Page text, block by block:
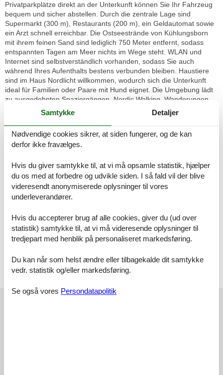
Privatparkplätze direkt an der Unterkunft können Sie Ihr Fahrzeug
bequem und sicher abstellen. Durch die zentrale Lage sind
Supermarkt (300 m), Restaurants (200 m), ein Geldautomat sowie
ein Arzt schnell erreichbar. Die Ostseestrände von Kühlungsborn
mit ihrem feinen Sand sind lediglich 750 Meter entfernt, sodass
entspannten Tagen am Meer nichts im Wege steht. WLAN und
Internet sind selbstverständlich vorhanden, sodass Sie auch
während Ihres Aufenthalts bestens verbunden bleiben. Haustiere
sind im Haus Nordlicht willkommen, wodurch sich die Unterkunft
ideal für Familien oder Paare mit Hund eignet. Die Umgebung lädt
zu ausgedehnten Spaziergängen, Nordic Walking, Wanderungen
oder Sightseeing ein und garantiert Erholung abseits des Alltags.
Die Unterkunft Windrose verbindet stilvolles, modernes Wohnen mit
allen Annehmlichkeiten für einen unbeschwerten Urlaub an der
Ostsee. Sichern Sie sich Ihren Aufenthalt für entspannte Tage in
Kühlungsborn.
Schlafzimmer, 2 Personen
Verdunklungsvorhänge, Kleiderschrank
Doppelbett (Offenes Fußteil)
Schlafzimmer, 2 Personen
Einzelbett
Einzelbett
Verdunklungsvorhänge, Kleiderschrank
Doppelbett (Offenes Fußteil)
Eksterne anmeldelser
Samtykke Detaljer
Nødvendige cookies sikrer, at siden fungerer, og de kan
derfor ikke fravælges.
Hvis du giver samtykke til, at vi må opsamle statistik, hjælper
du os med at forbedre og udvikle siden. I så fald vil der blive
videresendt anonymiserede oplysninger til vores
underleverandører.
Hvis du accepterer brug af alle cookies, giver du (ud over
statistik) samtykke til, at vi må videresende oplysninger til
tredjepart med henblik på personaliseret markedsføring.
Du kan når som helst ændre eller tilbagekalde dit samtykke
vedr. statistik og/eller markedsføring.
Se også vores Persondatapolitik